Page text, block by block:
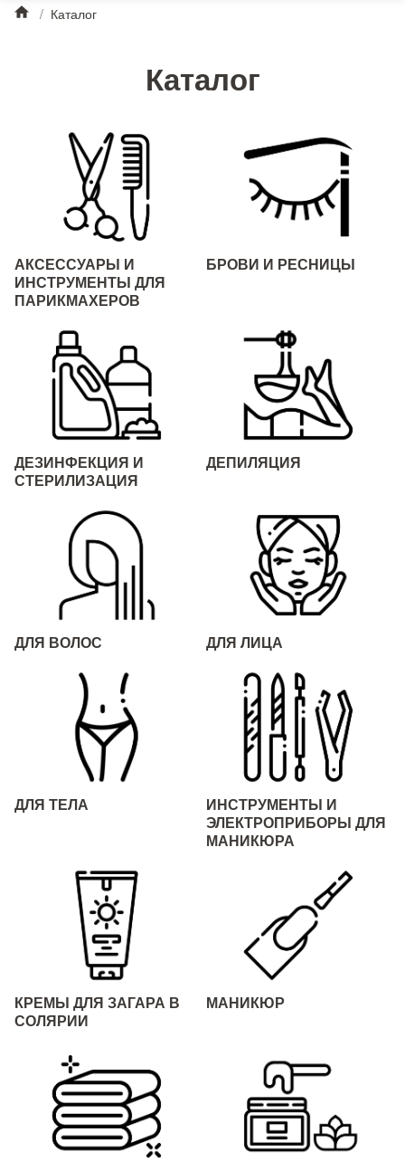
/ Каталог
Каталог
АКСЕССУАРЫ И
ИНСТРУМЕНТЫ ДЛЯ
ПАРИКМАХЕРОВ
БРОВИ И РЕСНИЦЫ
ДЕЗИНФЕКЦИЯ И
СТЕРИЛИЗАЦИЯ
ДЕПИЛЯЦИЯ
ДЛЯ ВОЛОС ДЛЯ ЛИЦА
ДЛЯ ТЕЛА
ИНСТРУМЕНТЫ И
ЭЛЕКТРОПРИБОРЫ ДЛЯ
МАНИКЮРА
КРЕМЫ ДЛЯ ЗАГАРА В
СОЛЯРИИ
МАНИКЮР